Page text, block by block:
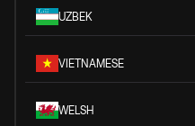
UZBEK
VIETNAMESE
WELSH